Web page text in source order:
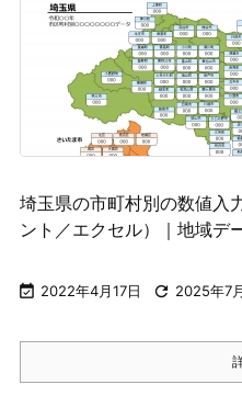
埼玉県の市町村別の数値入
ント／エクセル）｜地域デ
 2022年4月17日  2025年7